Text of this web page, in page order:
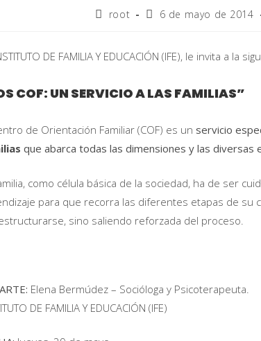
root 6 de mayo de 2014
DE FAMILIA Y EDUCACIÓN (IFE), le invita a la
COF: UN SERVICIO A LAS FAMILIAS”
de Orientación Familiar (COF) es un servicio
que abarca todas las dimensiones y las diversas
como célula básica de la sociedad, ha de ser
para que recorra las diferentes etapas de su
sino saliendo reforzada del proceso.
Elena Bermúdez – Socióloga y Psicoterapeuta.
DE FAMILIA Y EDUCACIÓN (IFE)